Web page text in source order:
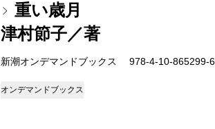
重い歳月
津村節子／著
新潮オンデマンドブックス 978-4-10-
オンデマンドブックス